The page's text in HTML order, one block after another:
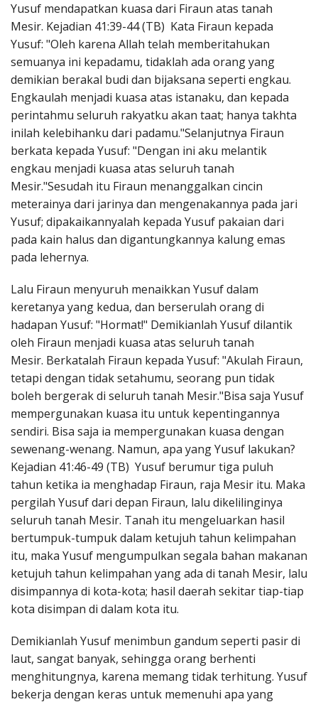
Yusuf mendapatkan kuasa dari Firaun atas tanah
Mesir. Kejadian 41:39-44 (TB) Kata Firaun kepada
Yusuf: "Oleh karena Allah telah memberitahukan
semuanya ini kepadamu, tidaklah ada orang yang
demikian berakal budi dan bijaksana seperti engkau.
Engkaulah menjadi kuasa atas istanaku, dan kepada
perintahmu seluruh rakyatku akan taat; hanya takhta
inilah kelebihanku dari padamu."Selanjutnya Firaun
berkata kepada Yusuf: "Dengan ini aku melantik
engkau menjadi kuasa atas seluruh tanah
Mesir."Sesudah itu Firaun menanggalkan cincin
meterainya dari jarinya dan mengenakannya pada jari
Yusuf; dipakaikannyalah kepada Yusuf pakaian dari
pada kain halus dan digantungkannya kalung emas
pada lehernya.
Lalu Firaun menyuruh menaikkan Yusuf dalam
keretanya yang kedua, dan berserulah orang di
hadapan Yusuf: "Hormat!" Demikianlah Yusuf dilantik
oleh Firaun menjadi kuasa atas seluruh tanah
Mesir. Berkatalah Firaun kepada Yusuf: "Akulah Firaun,
tetapi dengan tidak setahumu, seorang pun tidak
boleh bergerak di seluruh tanah Mesir."Bisa saja Yusuf
mempergunakan kuasa itu untuk kepentingannya
sendiri. Bisa saja ia mempergunakan kuasa dengan
sewenang-wenang. Namun, apa yang Yusuf lakukan?
Kejadian 41:46-49 (TB) Yusuf berumur tiga puluh
tahun ketika ia menghadap Firaun, raja Mesir itu. Maka
pergilah Yusuf dari depan Firaun, lalu dikelilinginya
seluruh tanah Mesir. Tanah itu mengeluarkan hasil
bertumpuk-tumpuk dalam ketujuh tahun kelimpahan
itu, maka Yusuf mengumpulkan segala bahan makanan
ketujuh tahun kelimpahan yang ada di tanah Mesir, lalu
disimpannya di kota-kota; hasil daerah sekitar tiap-tiap
kota disimpan di dalam kota itu.
Demikianlah Yusuf menimbun gandum seperti pasir di
laut, sangat banyak, sehingga orang berhenti
menghitungnya, karena memang tidak terhitung. Yusuf
bekerja dengan keras untuk memenuhi apa yang